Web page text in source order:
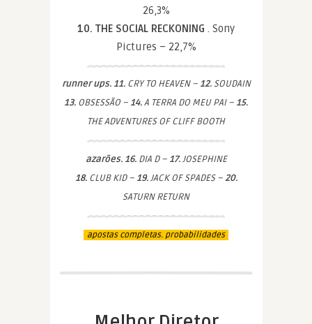
26,3%
10. THE SOCIAL RECKONING . Sony
Pictures – 22,7%
runner ups. 11.CRY TO HEAVEN – 12.SOUDAIN
13. OBSESSÃO – 14.A TERRA DO MEU PAI – 15.
THE ADVENTURES OF CLIFF BOOTH
azarões. 16.DIA D – 17.JOSEPHINE
18.CLUB KID – 19.JACK OF SPADES –20.
SATURN RETURN
apostas completas. probabilidades